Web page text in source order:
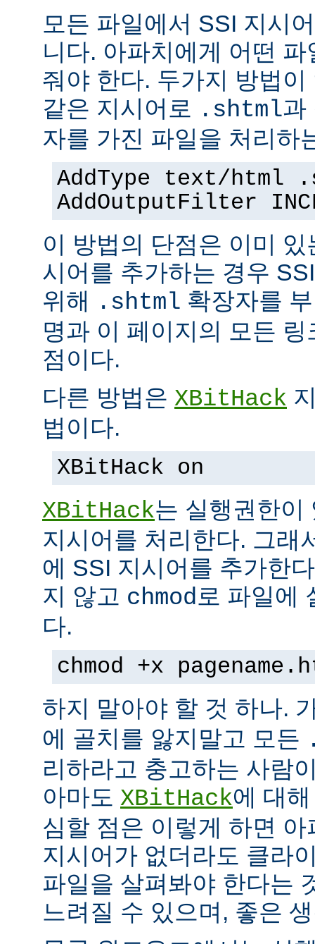
모든 파일에서 SSI 지시
니다. 아파치에게 어떤
줘야 한다. 두가지 방법
같은 지시어로 .shtml과
자를 가진 파일을 처리하
AddType text/html
AddOutputFilter
이 방법의 단점은 이미
시어를 추가하는 경우
위해
.shtml 확장자를
명과 이 페이지의 모든
점이다.
다른 방법은 XBitHack
법이다.
XBitHack on
XBitHack는 실행권한이
지시어를 처리한다. 그래
에 SSI 지시어를 추가한
지 않고 chmod 로 파일에
다.
chmod +x
하지 말아야 할 것 하나.
에 골치를 앓지말고 모든
리하라고 충고하는 사람
아마도 XBitHack에 대
심할 점은 이렇게 하면
지시어가 없더라도 클라
파일을 살펴봐야 한다는
느려질 수 있으며, 좋은